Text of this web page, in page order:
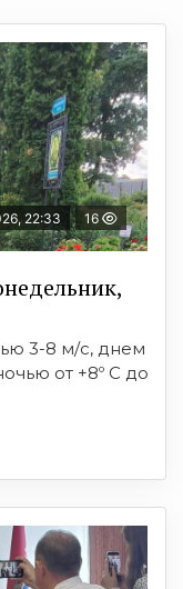
22:33 16
3-8 м/с, днем
от +8º C до